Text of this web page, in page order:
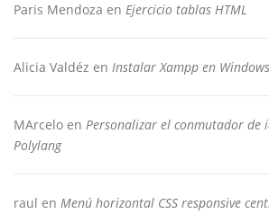
Paris Mendoza en Ejercicio tablas HTML
Alicia Valdéz en Instalar Xampp en
MArcelo en Personalizar el conmutador de
Polylang
raul en Menú horizontal CSS responsive